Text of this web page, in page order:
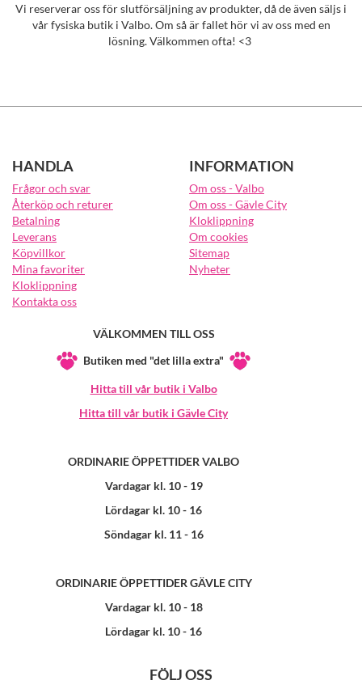
Vi reserverar oss för slutförsäljning av produkter, då de även säljs i
vår fysiska butik i Valbo. Om så är fallet hör vi av oss med en
lösning. Välkommen ofta! <3
HANDLA
Frågor och svar
Återköp och returer
Betalning
Leverans
Köpvillkor
Mina favoriter
Kloklippning
Kontakta oss
INFORMATION
Om oss - Valbo
Om oss - Gävle City
Kloklippning
Om cookies
Sitemap
Nyheter
VÄLKOMMEN TILL OSS
Butiken med "det lilla extra"
Hitta till vår butik i Valbo
Hitta till vår butik i Gävle City
ORDINARIE ÖPPETTIDER VALBO
Vardagar kl. 10 - 19
Lördagar kl. 10 - 16
Söndagar kl. 11 - 16
ORDINARIE ÖPPETTIDER GÄVLE CITY
Vardagar kl. 10 - 18
Lördagar kl. 10 - 16
FÖLJ OSS